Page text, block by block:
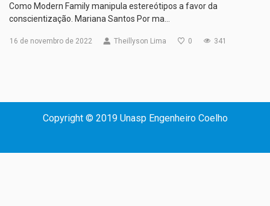
Como Modern Family manipula estereótipos a favor da
conscientização. Mariana Santos Por ma…
16 de novembro de 2022 Theillyson Lima 0 341
Copyright © 2019 Unasp Engenheiro Coelho